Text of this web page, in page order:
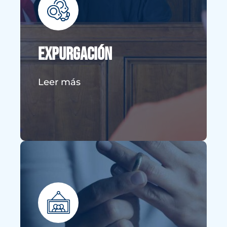
Expurgación
Leer más
Nuestro equipo de abogados está
comprometido a ayudarte a
navegar las complejidades de las
expurgaciones y las órdenes de no
División de bienes en el
divorcio
Los abogados de división de bienes
juegan un papel crucial en asegurar